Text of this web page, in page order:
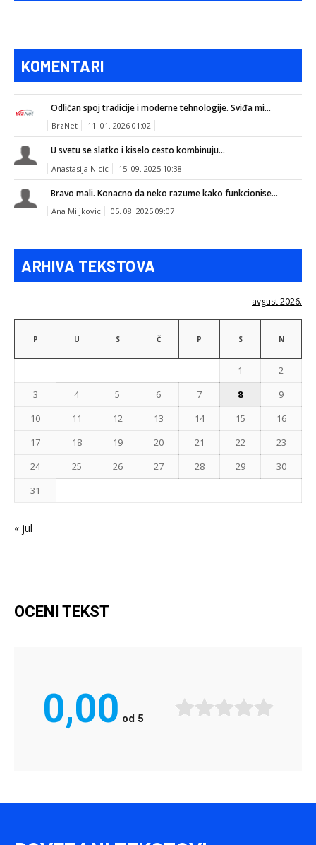
KOMENTARI
Odličan spoj tradicije i moderne tehnologije. Sviđa mi...
BrzNet 11. 01. 2026 01:02
U svetu se slatko i kiselo cesto kombinuju...
Anastasija Nicic 15. 09. 2025 10:38
Bravo mali. Konacno da neko razume kako funkcionise...
Ana Miljkovic 05. 08. 2025 09:07
ARHIVA TEKSTOVA
avgust 2026.
P U S Č P S N
1
2
3
4 5 6 7 8
9
10
11 12 13 14 15
16
17
18 19 20 21 22
23
24
25 26 27 28 29
30
31
« jul
OCENI TEKST
0,00 od 5